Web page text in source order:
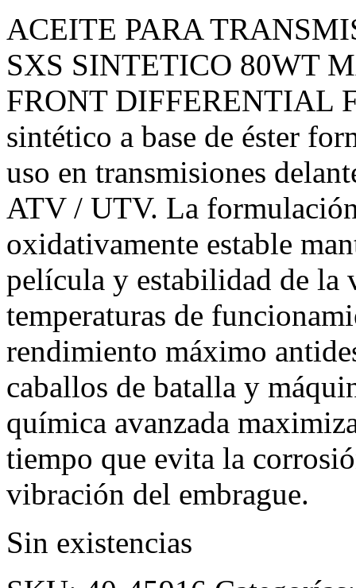
ACEITE PARA
SXS SINTETICO 80WT
FRONT DIFFERENTIAL
sintético a base de éster
uso en transmisiones
ATV / UTV. La
oxidativamente estable
película y estabilidad de la
temperaturas de
rendimiento máximo
caballos de batalla y
química avanzada
tiempo que evita la
vibración del embrague.
Sin existencias